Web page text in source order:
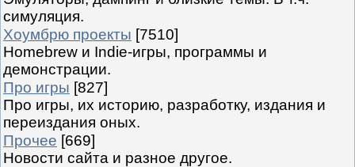
симуляция.
Хоумбрю проекты [7510]
Homebrew и Indie-игры, программы и
демонстрации.
Про игры [827]
Про игры, их историю, разработку, издания и
переиздания оных.
Прочее [669]
Новости сайта и разное другое.